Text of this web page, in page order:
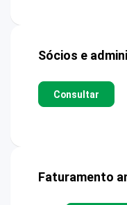
Sócios e
Consultar
Faturamento